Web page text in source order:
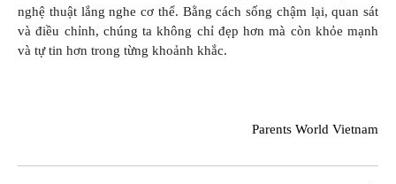
nghệ thuật lắng nghe cơ thể. Bằng cách sống chậm lại, quan sát
và điều chỉnh, chúng ta không chỉ đẹp hơn mà còn khỏe mạnh
và tự tin hơn trong từng khoảnh khắc.
Parents World Vietnam